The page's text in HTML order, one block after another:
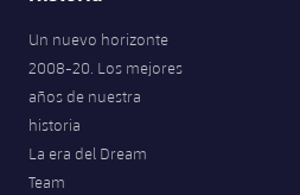
Un nuevo horizonte
2008-20. Los mejores
años de nuestra
historia
La era del Dream
Team